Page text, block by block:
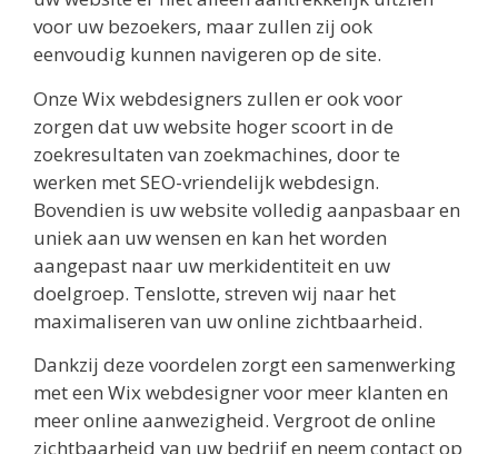
voor uw bezoekers, maar zullen zij ook
eenvoudig kunnen navigeren op de site.
Onze Wix webdesigners zullen er ook voor
zorgen dat uw website hoger scoort in de
zoekresultaten van zoekmachines, door te
werken met SEO-vriendelijk webdesign.
Bovendien is uw website volledig aanpasbaar en
uniek aan uw wensen en kan het worden
aangepast naar uw merkidentiteit en uw
doelgroep. Tenslotte, streven wij naar het
maximaliseren van uw online zichtbaarheid.
Dankzij deze voordelen zorgt een samenwerking
met een Wix webdesigner voor meer klanten en
meer online aanwezigheid. Vergroot de online
zichtbaarheid van uw bedrijf en neem contact op